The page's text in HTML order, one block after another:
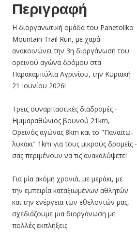
Περιγραφή
Η διοργανωτική ομάδα του Panetoliko
Mountain Trail Run, με χαρά
ανακοινώνει την 3η διοργάνωση του
ορεινού αγώνα δρόμου στα
Παρακαμπύλια Αγρινίου, την Κυριακή
21 Ιουνίου 2026!
Τρεις συναρπαστικές διαδρομές -
Ημιμαραθώνιος βουνού 21km,
Ορεινός αγώνας 8km και το "Παναιτω-
λυκάκι" 1km για τους μικρούς δρομείς -
σας περιμένουν να τις ανακαλύψετε!
Για μία ακόμη χρονιά, με μεράκι, με
την εμπειρία καταξιωμένων αθλητών
και την ενέργεια των εθελοντών μας,
σχεδιάζουμε μια διοργάνωση με
πολλές εκπλήξεις.